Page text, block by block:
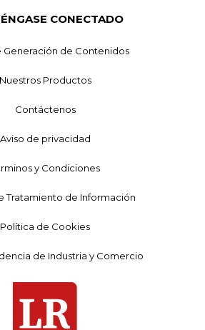
CONECTADO
Generación de Contenidos
Nuestros Productos
Contáctenos
Aviso de privacidad
y Condiciones
Tratamiento de Información
Política de Cookies
de Industria y Comercio